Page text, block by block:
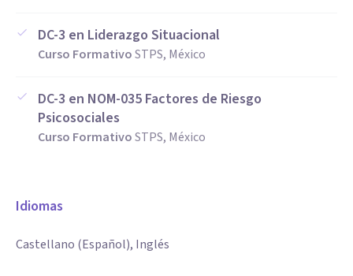
DC-3 en Liderazgo Situacional
Curso FormativoSTPS, México
DC-3 en NOM-035 Factores de Riesgo
Psicosociales
Curso FormativoSTPS, México
Idiomas
Castellano (Español), Inglés